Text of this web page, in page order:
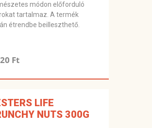
módon előforduló
tartalmaz. A termék
étrendbe beilleszthető.
Ft
LIFE
NUTS 300G